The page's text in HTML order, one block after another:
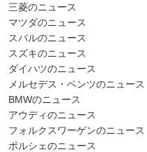
三菱のニュース
マツダのニュース
スバルのニュース
スズキのニュース
ダイハツのニュース
メルセデス・ベンツのニュース
BMWのニュース
アウディのニュース
フォルクスワーゲンのニュース
ポルシェのニュース